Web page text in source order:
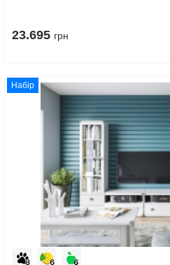
23.695 грн
Набір